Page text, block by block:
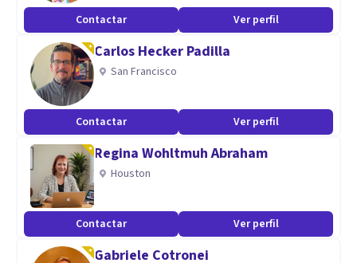
juvenil en España.
Especialidad
Psicología clínica , Prevención y tratamiento de las
Drogodependencias con el método de Mentoría Emocional
y Psiología My Young.
Aptitudes
Resolutivo, conocedor de la metodología para abordar
problemas de adicciones y crisis emocionales.
Contactar Ver perfil
Carlos Hecker Padilla
San Francisco
Contactar Ver perfil
Regina Wohltmuh Abraham
Houston
Contactar Ver perfil
Gabriele Cotronei